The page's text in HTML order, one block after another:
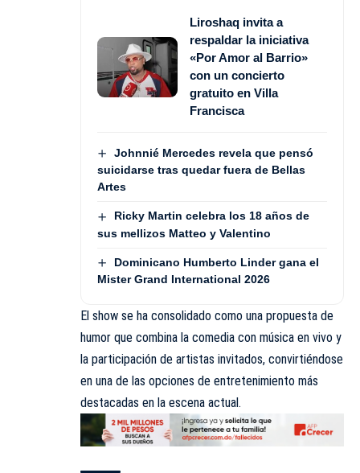
Liroshaq invita a
respaldar la iniciativa
«Por Amor al Barrio»
con un concierto
gratuito en Villa
Francisca
Johnnié Mercedes revela que pensó
suicidarse tras quedar fuera de Bellas
Artes
Ricky Martin celebra los 18 años de
sus mellizos Matteo y Valentino
Dominicano Humberto Linder gana el
Mister Grand International 2026
El show se ha consolidado como una propuesta de
humor que combina la comedia con música en vivo y
la participación de artistas invitados, convirtiéndose
en una de las opciones de entretenimiento más
destacadas en la escena actual.